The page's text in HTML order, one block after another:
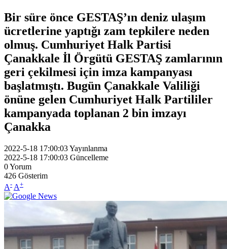
Bir süre önce GESTAŞ’ın deniz ulaşım
ücretlerine yaptığı zam tepkilere neden
olmuş. Cumhuriyet Halk Partisi
Çanakkale İl Örgütü GESTAŞ zamlarının
geri çekilmesi için imza kampanyası
başlatmıştı. Bugün Çanakkale Valiliği
önüne gelen Cumhuriyet Halk Partililer
kampanyada toplanan 2 bin imzayı
Çanakka
2022-5-18 17:00:03Yayınlanma
2022-5-18 17:00:03 Güncelleme
0Yorum
426 Gösterim
A- A+